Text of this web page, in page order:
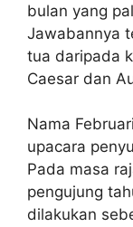
bulan yang
Jawabannya
tua daripada
Caesar dan
Nama
upacara
Pada masa
pengujung
dilakukan